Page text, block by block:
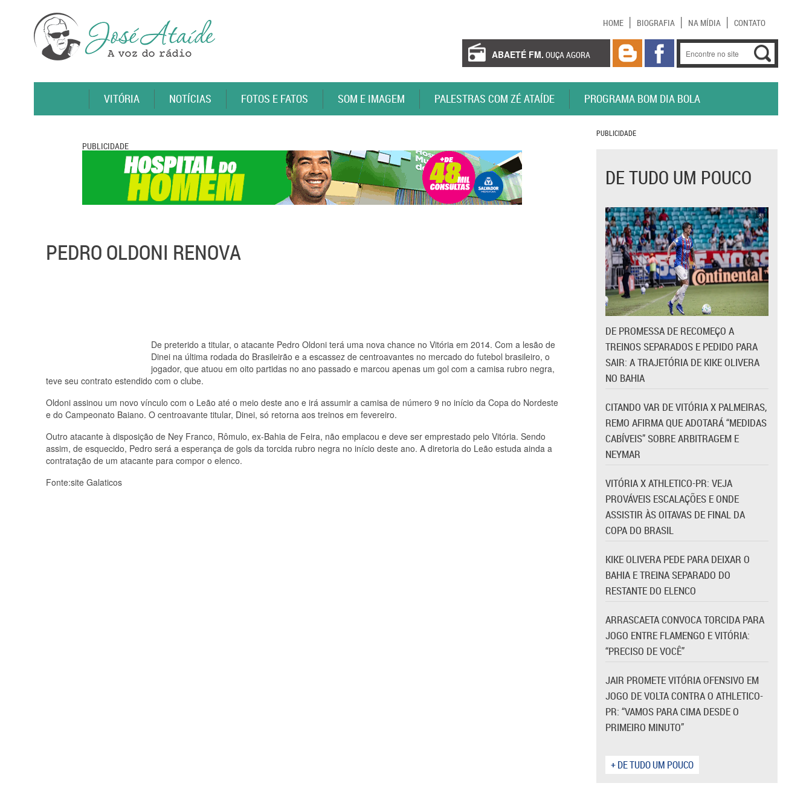
HOME BIOGRAFIA NA MÍDIA CONTATO
ABAETÉ FM. OUÇA AGORA
VITÓRIA NOTÍCIAS FOTOS E FATOS SOM E IMAGEM PALESTRAS COM ZÉ ATAÍDE PROGRAMA BOM DIA BOLA
PUBLICIDADE
PEDRO OLDONI RENOVA
De preterido a titular, o atacante Pedro Oldoni terá uma nova chance no Vitória em 2014. Com a lesão de
Dinei na última rodada do Brasileirão e a escassez de centroavantes no mercado do futebol brasileiro, o
jogador, que atuou em oito partidas no ano passado e marcou apenas um gol com a camisa rubro negra,
teve seu contrato estendido com o clube.
Oldoni assinou um novo vínculo com o Leão até o meio deste ano e irá assumir a camisa de número 9 no início da Copa do Nordeste
e do Campeonato Baiano. O centroavante titular, Dinei, só retorna aos treinos em fevereiro.
Outro atacante à disposição de Ney Franco, Rômulo, ex-Bahia de Feira, não emplacou e deve ser emprestado pelo Vitória. Sendo
assim, de esquecido, Pedro será a esperança de gols da torcida rubro negra no início deste ano. A diretoria do Leão estuda ainda a
contratação de um atacante para compor o elenco.
Fonte:site Galaticos
PUBLICIDADE
DE TUDO UM POUCO
DE PROMESSA DE RECOMEÇO A
TREINOS SEPARADOS E PEDIDO PARA
SAIR: A TRAJETÓRIA DE KIKE OLIVERA
NO BAHIA
CITANDO VAR DE VITÓRIA X PALMEIRAS,
REMO AFIRMA QUE ADOTARÁ “MEDIDAS
CABÍVEIS” SOBRE ARBITRAGEM E
NEYMAR
VITÓRIA X ATHLETICO-PR: VEJA
PROVÁVEIS ESCALAÇÕES E ONDE
ASSISTIR ÀS OITAVAS DE FINAL DA
COPA DO BRASIL
KIKE OLIVERA PEDE PARA DEIXAR O
BAHIA E TREINA SEPARADO DO
RESTANTE DO ELENCO
ARRASCAETA CONVOCA TORCIDA PARA
JOGO ENTRE FLAMENGO E VITÓRIA:
“PRECISO DE VOCÊ”
JAIR PROMETE VITÓRIA OFENSIVO EM
JOGO DE VOLTA CONTRA O ATHLETICO-
PR: “VAMOS PARA CIMA DESDE O
PRIMEIRO MINUTO”
+ DE TUDO UM POUCO